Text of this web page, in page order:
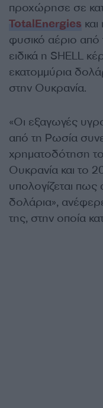
προχώρησε σε
TotalEnergies και
φυσικό αέριο από
ειδικά η SHELL
εκατομμύρια
στην Ουκρανία.
«Οι εξαγωγές
από τη Ρωσία
χρηματοδότηση
Ουκρανία και το
υπολογίζεται
δολάρια»,
της, στην οποία